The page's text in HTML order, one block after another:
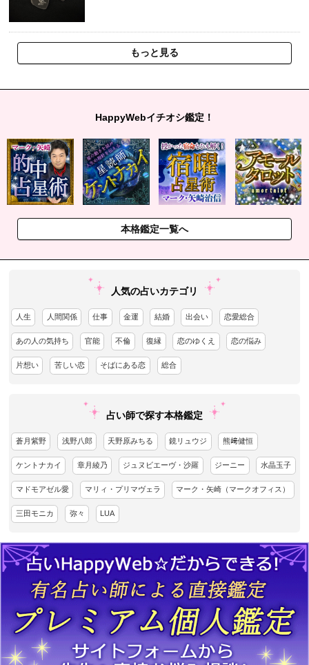
もっと見る
HappyWebイチオシ鑑定！
本格鑑定一覧へ
人気の占いカテゴリ
人生 人間関係 仕事 金運 結婚 出会い 恋愛総合
あの人の気持ち 官能 不倫 復縁 恋のゆくえ 恋の悩み
片想い 苦しい恋 そばにある恋 総合
占い師で探す本格鑑定
蒼月紫野 浅野八郎 天野原みちる 鏡リュウジ 熊﨑健恒
ケントナカイ 章月綾乃 ジュヌビエーヴ・沙羅 ジーニー 水晶玉子
マドモアゼル愛 マリィ・プリマヴェラ マーク・矢崎（マークオフィス）
三田モニカ 弥々 LUA